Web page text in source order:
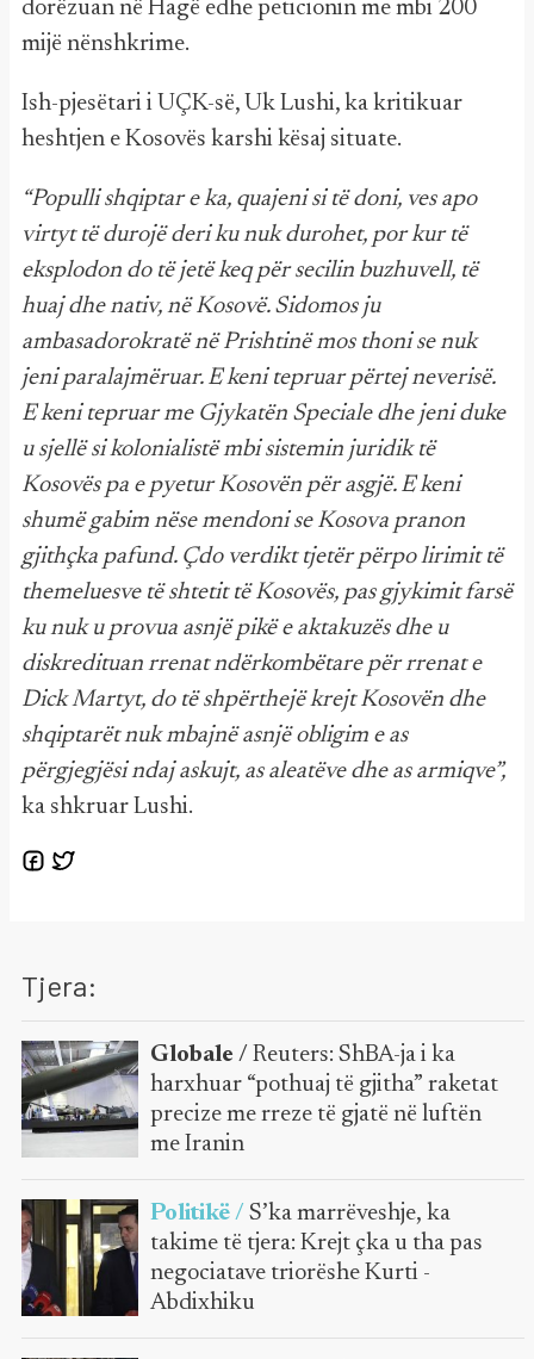
dorëzuan në Hagë edhe peticionin me mbi 200
mijë nënshkrime.
Ish-pjesëtari i UÇK-së, Uk Lushi, ka kritikuar
heshtjen e Kosovës karshi kësaj situate.
“Populli shqiptar e ka, quajeni si të doni, ves apo
virtyt të durojë deri ku nuk durohet, por kur të
eksplodon do të jetë keq për secilin buzhuvell, të
huaj dhe nativ, në Kosovë. Sidomos ju
ambasadorokratë në Prishtinë mos thoni se nuk
jeni paralajmëruar. E keni tepruar përtej neverisë.
E keni tepruar me Gjykatën Speciale dhe jeni duke
u sjellë si kolonialistë mbi sistemin juridik të
Kosovës pa e pyetur Kosovën për asgjë. E keni
shumë gabim nëse mendoni se Kosova pranon
gjithçka pafund. Çdo verdikt tjetër përpo lirimit të
themeluesve të shtetit të Kosovës, pas gjykimit farsë
ku nuk u provua asnjë pikë e aktakuzës dhe u
diskredituan rrenat ndërkombëtare për rrenat e
Dick Martyt, do të shpërthejë krejt Kosovën dhe
shqiptarët nuk mbajnë asnjë obligim e as
përgjegjësi ndaj askujt, as aleatëve dhe as armiqve”,
ka shkruar Lushi.
Tjera:
Globale / Reuters: ShBA-ja i ka
harxhuar “pothuaj të gjitha” raketat
precize me rreze të gjatë në luftën
me Iranin
Politikë / S’ka marrëveshje, ka
takime të tjera: Krejt çka u tha pas
negociatave triorëshe Kurti -
Abdixhiku